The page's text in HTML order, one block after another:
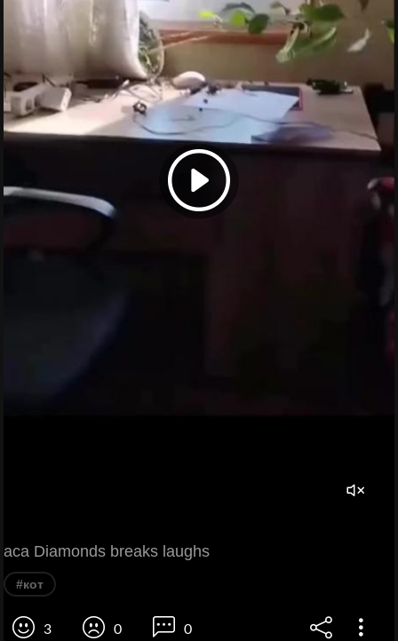
aca Diamonds breaks laughs
#кот
3 0 0